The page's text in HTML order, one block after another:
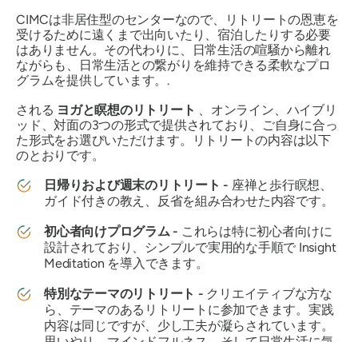
CIMCは非居住型のセンターなので、リトリートの恩恵を
受けるために遠くまで出向いたり、宿泊したりする必要
はありません。その代わりに、日常生活の喧騒から離れ
ながらも、日常生活との繋がりを維持できる柔軟なプロ
グラムを提供しています。.
される ヨガと瞑想のリトリート
、オンライン、ハイブリ
ッド、対面の3つの形式で提供されており、ご自身に合っ
た形式をお選びいただけます。リトリートの内容は以下
のとおりです。
日帰りおよび週末のリトリート - 座禅と歩行瞑想、
ガイド付きの教え、反省を組み合わせた内容です。
初心者向けプログラム - これらは特に初心者向けに
設計されており、シンプルで実用的な手順で Insight
Meditation を導入できます。
特別なテーマのリトリート - クリエイティブな方な
ら、テーマのあるリトリートに参加できます。実践
内容は同じですが、少し工夫が凝らされています。